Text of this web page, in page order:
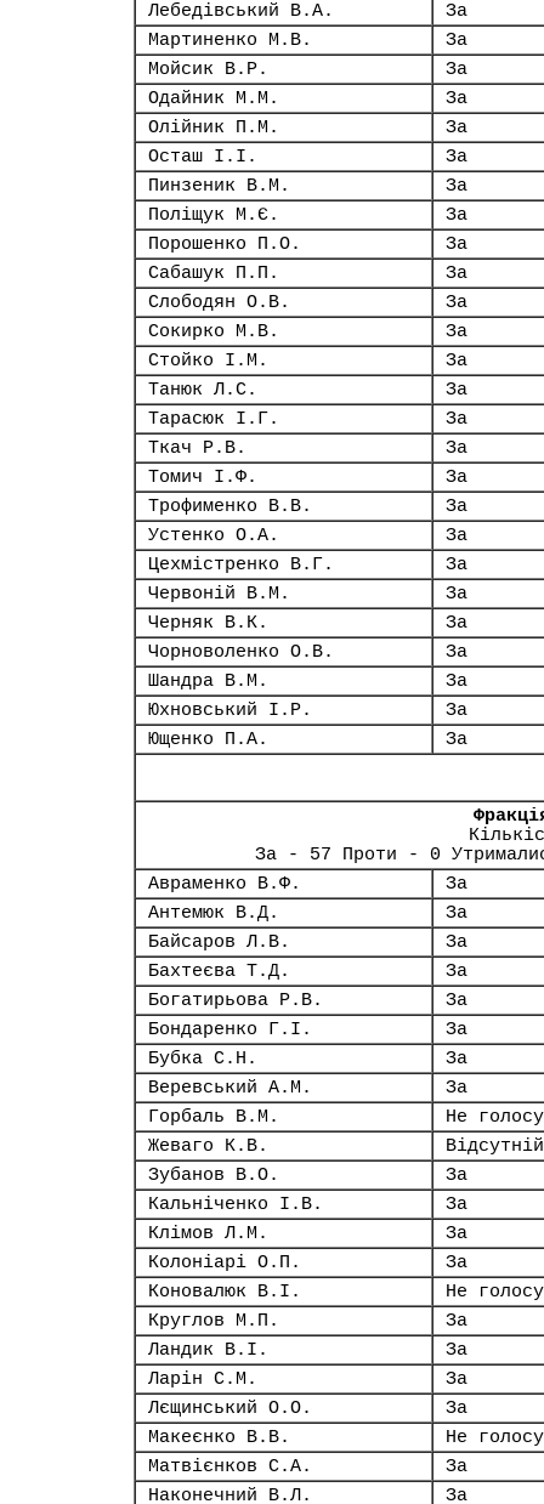
Лебедівський В.А.
За
Мартиненко М.В.
За
Мойсик В.Р.
За
Одайник М.М.
За
Олійник П.М.
За
Осташ І.І.
За
Пинзеник В.М.
За
Поліщук М.Є.
За
Порошенко П.О.
За
Сабашук П.П.
За
Слободян О.В.
За
Сокирко М.В.
За
Стойко І.М.
За
Танюк Л.С.
За
Тарасюк І.Г.
За
Ткач Р.В.
За
Томич І.Ф.
За
Трофименко В.В.
За
Устенко О.А.
За
Цехмістренко В.Г.
За
Червоній В.М.
За
Черняк В.К.
За
Чорноволенко О.В.
За
Шандра В.М.
За
Юхновський І.Р.
За
Ющенко П.А.
За
За - 57 Проти - 0
Авраменко В.Ф.
За
Антемюк В.Д.
За
Байсаров Л.В.
За
Бахтеєва Т.Д.
За
Богатирьова Р.В.
За
Бондаренко Г.І.
За
Бубка С.Н.
За
Веревський А.М.
За
Горбаль В.М.
Не
Жеваго К.В.
Відсутній
Зубанов В.О.
За
Кальніченко І.В.
За
Клімов Л.М.
За
Колоніарі О.П.
За
Коновалюк В.І.
Не
Круглов М.П.
За
Ландик В.І.
За
Ларін С.М.
За
Лєщинський О.О.
За
Макеєнко В.В.
Не
Матвієнков С.А.
За
Наконечний В.Л.
За